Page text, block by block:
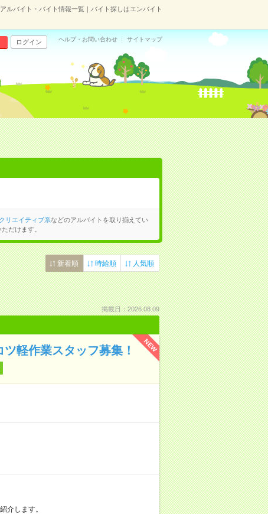
ルバイト・バイト情報一覧｜バイト探しはエンバイト
ログイン ヘルプ・お問い合わせ サイトマップ
クリエイティブ系などのアルバイトを取り揃えてい
だけます。
新着順 時給順 人気順
掲載日：2026.08.09
NEW
軽作業スタッフ募集！
介します。